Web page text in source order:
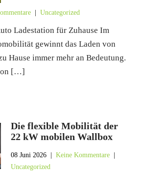
Uncategorized
Ladestation für Zuhause Im
gewinnt das Laden von
Hause immer mehr an Bedeutung.
[…]
Die flexible Mobilität der
22 kW mobilen Wallbox
08 Juni 2026 |Keine Kommentare
Uncategorized